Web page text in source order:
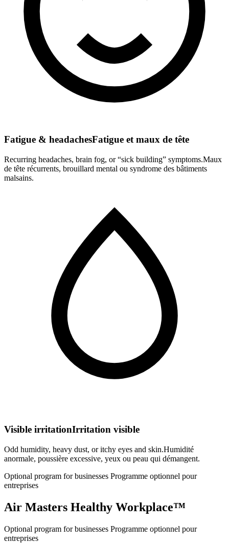
Fatigue & headachesFatigue et maux de tête
Recurring headaches, brain fog, or “sick building” symptoms.Maux
de tête récurrents, brouillard mental ou syndrome des bâtiments
malsains.
Visible irritationIrritation visible
Odd humidity, heavy dust, or itchy eyes and skin.Humidité
anormale, poussière excessive, yeux ou peau qui démangent.
Optional program for businesses Programme optionnel pour
entreprises
Air Masters Healthy Workplace™
Optional program for businesses Programme optionnel pour
entreprises